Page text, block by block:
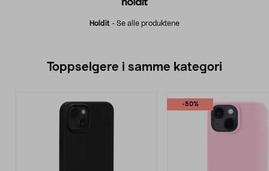
Holdit - Se alle produktene
Toppselgere i samme kategori
-50%